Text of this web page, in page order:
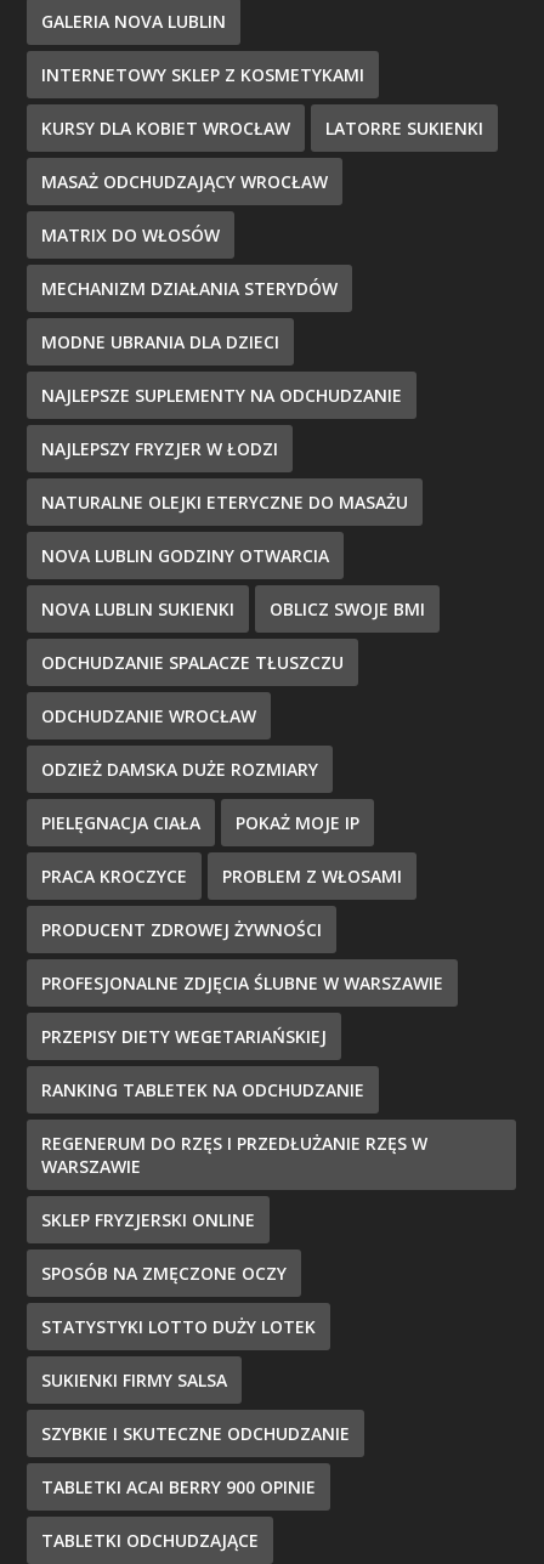
GALERIA NOVA LUBLIN
INTERNETOWY SKLEP Z KOSMETYKAMI
KURSY DLA KOBIET WROCŁAW LATORRE SUKIENKI
MASAŻ ODCHUDZAJĄCY WROCŁAW
MATRIX DO WŁOSÓW
MECHANIZM DZIAŁANIA STERYDÓW
MODNE UBRANIA DLA DZIECI
NAJLEPSZE SUPLEMENTY NA ODCHUDZANIE
NAJLEPSZY FRYZJER W ŁODZI
NATURALNE OLEJKI ETERYCZNE DO MASAŻU
NOVA LUBLIN GODZINY OTWARCIA
NOVA LUBLIN SUKIENKI OBLICZ SWOJE BMI
ODCHUDZANIE SPALACZE TŁUSZCZU
ODCHUDZANIE WROCŁAW
ODZIEŻ DAMSKA DUŻE ROZMIARY
PIELĘGNACJA CIAŁA POKAŻ MOJE IP
PRACA KROCZYCE PROBLEM Z WŁOSAMI
PRODUCENT ZDROWEJ ŻYWNOŚCI
PROFESJONALNE ZDJĘCIA ŚLUBNE W WARSZAWIE
PRZEPISY DIETY WEGETARIAŃSKIEJ
RANKING TABLETEK NA ODCHUDZANIE
REGENERUM DO RZĘS I PRZEDŁUŻANIE RZĘS W
WARSZAWIE
SKLEP FRYZJERSKI ONLINE
SPOSÓB NA ZMĘCZONE OCZY
STATYSTYKI LOTTO DUŻY LOTEK
SUKIENKI FIRMY SALSA
SZYBKIE I SKUTECZNE ODCHUDZANIE
TABLETKI ACAI BERRY 900 OPINIE
TABLETKI ODCHUDZAJĄCE